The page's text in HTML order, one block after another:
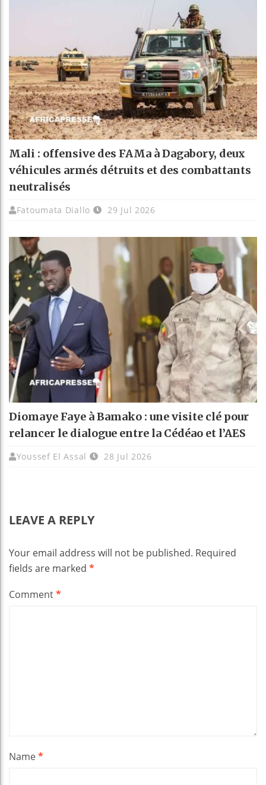
Mali : offensive des FAMa à Dagabory, deux
véhicules armés détruits et des combattants
neutralisés
Fatoumata Diallo 29 Jul 2026
Diomaye Faye à Bamako : une visite clé pour
relancer le dialogue entre la Cédéao et l’AES
Youssef El Assal 28 Jul 2026
LEAVE A REPLY
Your email address will not be published. Required
fields are marked *
Comment*
Name*